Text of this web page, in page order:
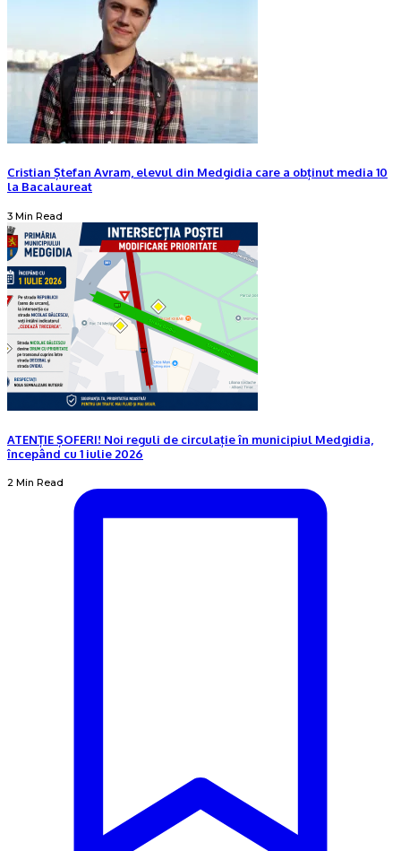
Cristian Ștefan Avram, elevul din Medgidia care a obținut media 10
la Bacalaureat
3 Min Read
ATENȚIE ȘOFERI! Noi reguli de circulație în municipiul Medgidia,
începând cu 1 iulie 2026
2 Min Read